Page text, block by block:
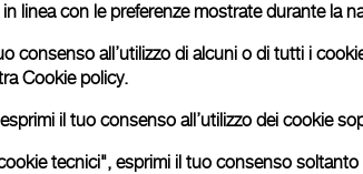
Cofanetto
linea con le preferenze mostrate durante la
consenso all’utilizzo di alcuni o di tutti i
Cookie policy.
il tuo consenso all’utilizzo dei cookie
tecnici", esprimi il tuo consenso soltanto